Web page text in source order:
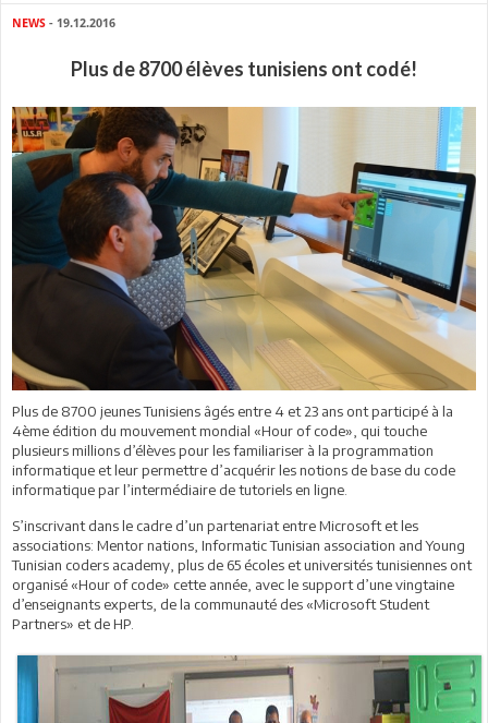
NEWS - 19.12.2016
Plus de 8700 élèves tunisiens ont codé!
Plus de 8700 jeunes Tunisiens âgés entre 4 et 23 ans ont participé à la
4ème édition du mouvement mondial «Hour of code», qui touche
plusieurs millions d’élèves pour les familiariser à la programmation
informatique et leur permettre d’acquérir les notions de base du code
informatique par l’intermédiaire de tutoriels en ligne.
S’inscrivant dans le cadre d’un partenariat entre Microsoft et les
associations: Mentor nations, Informatic Tunisian association and Young
Tunisian coders academy, plus de 65 écoles et universités tunisiennes ont
organisé «Hour of code» cette année, avec le support d’une vingtaine
d’enseignants experts, de la communauté des «Microsoft Student
Partners» et de HP.